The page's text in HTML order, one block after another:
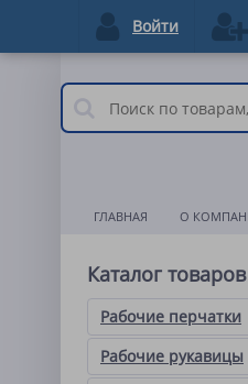
ГЛАВНАЯ О
Каталог товаров
Рабочие перчатки
Рабочие рукавицы
Войти